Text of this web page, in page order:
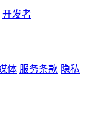
开发者
体 服务条款 隐私